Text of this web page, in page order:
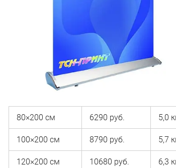
80×200 см 6290 руб. 5,0
100×200 см 8790 руб. 5,7
120×200 см 10680 руб. 6,3